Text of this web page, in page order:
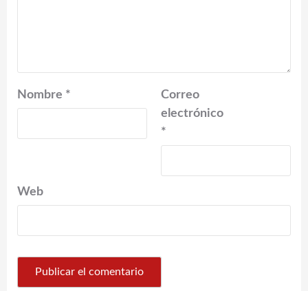
Nombre *
Correo
electrónico
*
Web